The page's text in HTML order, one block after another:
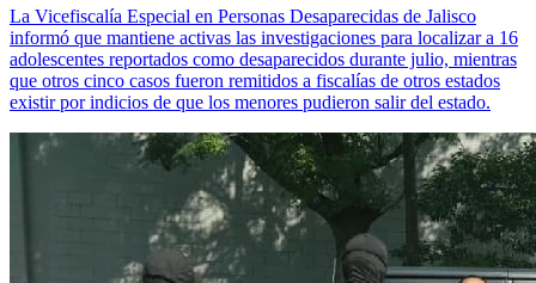
La Vicefiscalía Especial en Personas Desaparecidas de Jalisco
informó que mantiene activas las investigaciones para localizar a 16
adolescentes reportados como desaparecidos durante julio, mientras
que otros cinco casos fueron remitidos a fiscalías de otros estados
existir por indicios de que los menores pudieron salir del estado.